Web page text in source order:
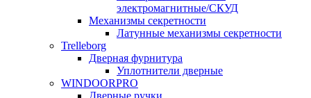
электромагнитные/СКУД
Механизмы секретности
Латунные механизмы секретности
Trelleborg
Дверная фурнитура
Уплотнители дверные
WINDOORPRO